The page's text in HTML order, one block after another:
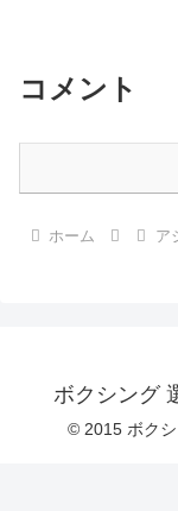
コメント
ホーム ア
ボクシング
© 2015 ボク